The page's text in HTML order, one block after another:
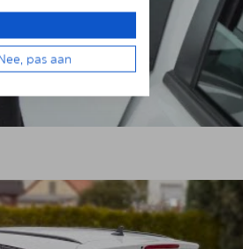
pas aan